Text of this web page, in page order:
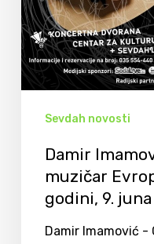
Sevdah novosti
Damir
muzičar
godini, 9.
Damir Imamović -